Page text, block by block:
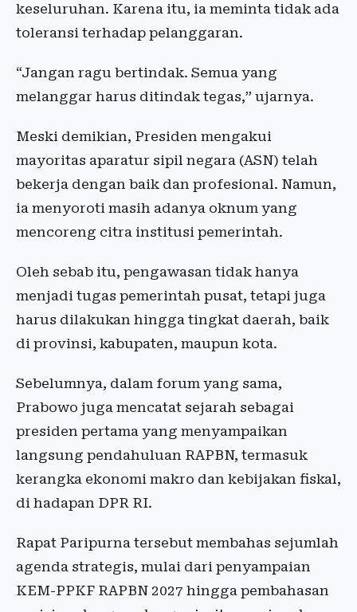
keseluruhan. Karena itu, ia meminta tidak ada
toleransi terhadap pelanggaran.
“Jangan ragu bertindak. Semua yang
melanggar harus ditindak tegas,” ujarnya.
Meski demikian, Presiden mengakui
mayoritas aparatur sipil negara (ASN) telah
bekerja dengan baik dan profesional. Namun,
ia menyoroti masih adanya oknum yang
mencoreng citra institusi pemerintah.
Oleh sebab itu, pengawasan tidak hanya
menjadi tugas pemerintah pusat, tetapi juga
harus dilakukan hingga tingkat daerah, baik
di provinsi, kabupaten, maupun kota.
Sebelumnya, dalam forum yang sama,
Prabowo juga mencatat sejarah sebagai
presiden pertama yang menyampaikan
langsung pendahuluan RAPBN, termasuk
kerangka ekonomi makro dan kebijakan fiskal,
di hadapan DPR RI.
Rapat Paripurna tersebut membahas sejumlah
agenda strategis, mulai dari penyampaian
KEM-PPKF RAPBN 2027 hingga pembahasan